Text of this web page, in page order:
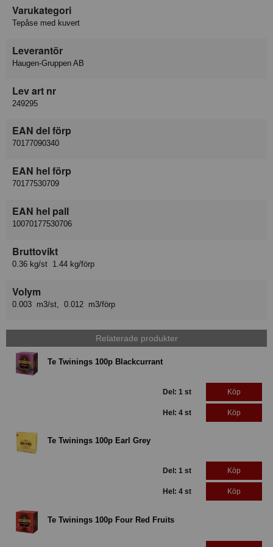
Varukategori
Tepåse med kuvert
Leverantör
Haugen-Gruppen AB
Lev art nr
249295
EAN del förp
70177090340
EAN hel förp
70177530709
EAN hel pall
10070177530706
Bruttovikt
0.36 kg/st 1.44 kg/förp
Volym
0.003 m3/st, 0.012 m3/förp
Relaterade produkter
Te Twinings 100p Blackcurrant
Del: 1 st Köp
Hel: 4 st Köp
Te Twinings 100p Earl Grey
Del: 1 st Köp
Hel: 4 st Köp
Te Twinings 100p Four Red Fruits